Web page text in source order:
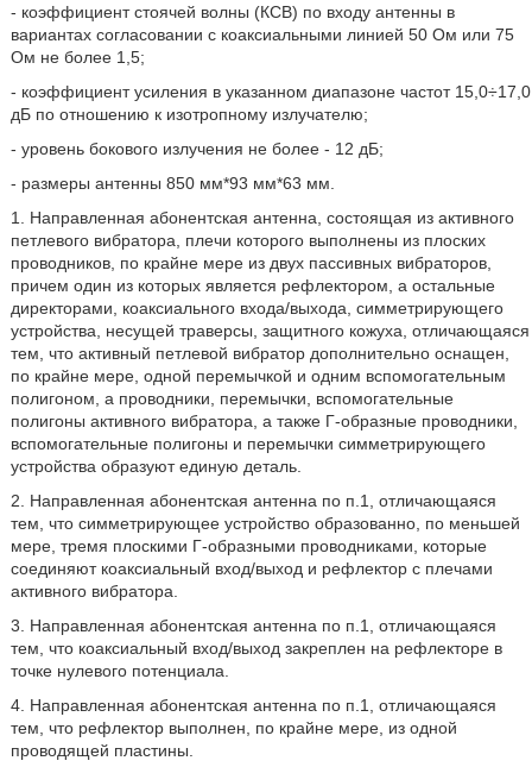
- коэффициент стоячей волны (КСВ) по входу антенны в
вариантах согласовании с коаксиальными линией 50 Ом или 75
Ом не более 1,5;
- коэффициент усиления в указанном диапазоне частот 15,0÷17,0
дБ по отношению к изотропному излучателю;
- уровень бокового излучения не более - 12 дБ;
- размеры антенны 850 мм*93 мм*63 мм.
1. Направленная абонентская антенна, состоящая из активного
петлевого вибратора, плечи которого выполнены из плоских
проводников, по крайне мере из двух пассивных вибраторов,
причем один из которых является рефлектором, а остальные
директорами, коаксиального входа/выхода, симметрирующего
устройства, несущей траверсы, защитного кожуха, отличающаяся
тем, что активный петлевой вибратор дополнительно оснащен,
по крайне мере, одной перемычкой и одним вспомогательным
полигоном, а проводники, перемычки, вспомогательные
полигоны активного вибратора, а также Г-образные проводники,
вспомогательные полигоны и перемычки симметрирующего
устройства образуют единую деталь.
2. Направленная абонентская антенна по п.1, отличающаяся
тем, что симметрирующее устройство образованно, по меньшей
мере, тремя плоскими Г-образными проводниками, которые
соединяют коаксиальный вход/выход и рефлектор с плечами
активного вибратора.
3. Направленная абонентская антенна по п.1, отличающаяся
тем, что коаксиальный вход/выход закреплен на рефлекторе в
точке нулевого потенциала.
4. Направленная абонентская антенна по п.1, отличающаяся
тем, что рефлектор выполнен, по крайне мере, из одной
проводящей пластины.